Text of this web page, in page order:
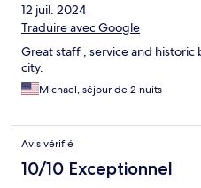
12 juil. 2024
Traduire avec Google
Great staff , service and
city.
Michael, séjour de 2 nuits
Avis vérifié
10/10 Exceptionnel